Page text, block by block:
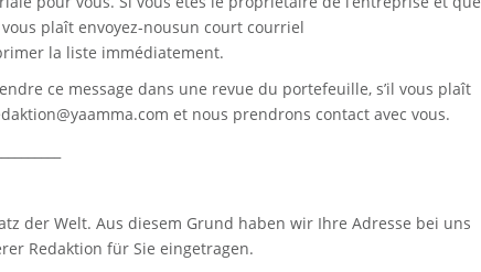
plaît envoyez-nousun court courriel
la liste immédiatement.
ce message dans une revue du portefeuille, s’il vous plaît
et nous prendrons contact avec vous.
der Welt. Aus diesem Grund haben wir Ihre Adresse bei uns
Redaktion für Sie eingetragen.